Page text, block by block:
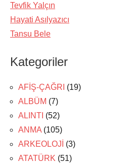
Tevfik Yalçın
Hayati Asılyazıcı
Tansu Bele
Kategoriler
AFİŞ-ÇAĞRI (19)
ALBÜM (7)
ALINTI (52)
ANMA (105)
ARKEOLOJİ (3)
ATATÜRK (51)